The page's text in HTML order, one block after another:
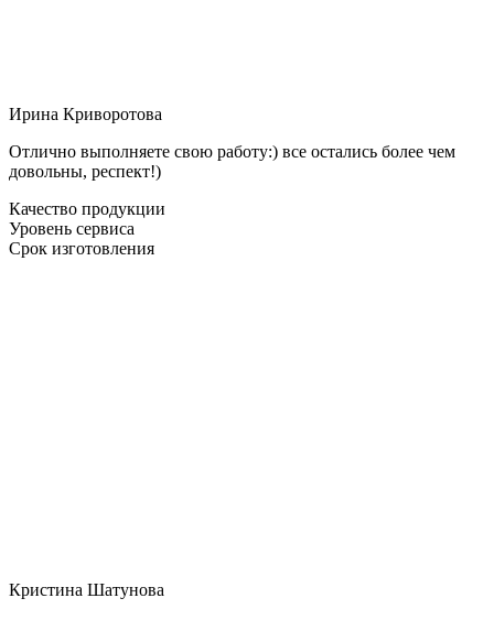
Ирина Криворотова
Отлично выполняете свою работу:) все остались более чем
довольны, респект!)
Качество продукции
Уровень сервиса
Срок изготовления
Кристина Шатунова